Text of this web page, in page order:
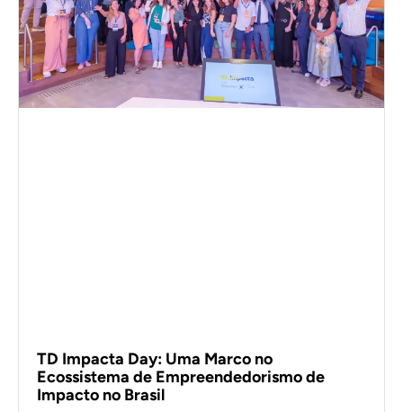
TD Impacta Day: Uma Marco no
Ecossistema de Empreendedorismo de
Impacto no Brasil